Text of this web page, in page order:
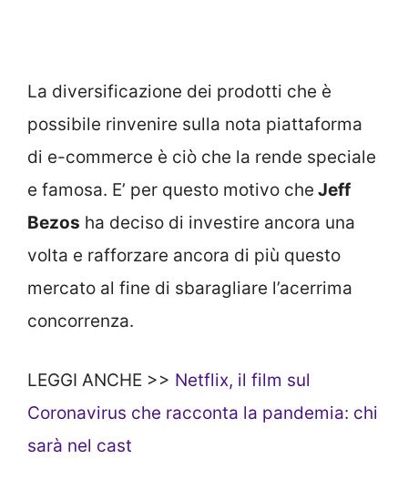
La diversificazione dei prodotti che è
possibile rinvenire sulla nota piattaforma
di e-commerce è ciò che la rende speciale
e famosa. E’ per questo motivo che Jeff
Bezos ha deciso di investire ancora una
volta e rafforzare ancora di più questo
mercato al fine di sbaragliare l’acerrima
concorrenza.
LEGGI ANCHE >> Netflix, il film sul
Coronavirus che racconta la pandemia: chi
sarà nel cast